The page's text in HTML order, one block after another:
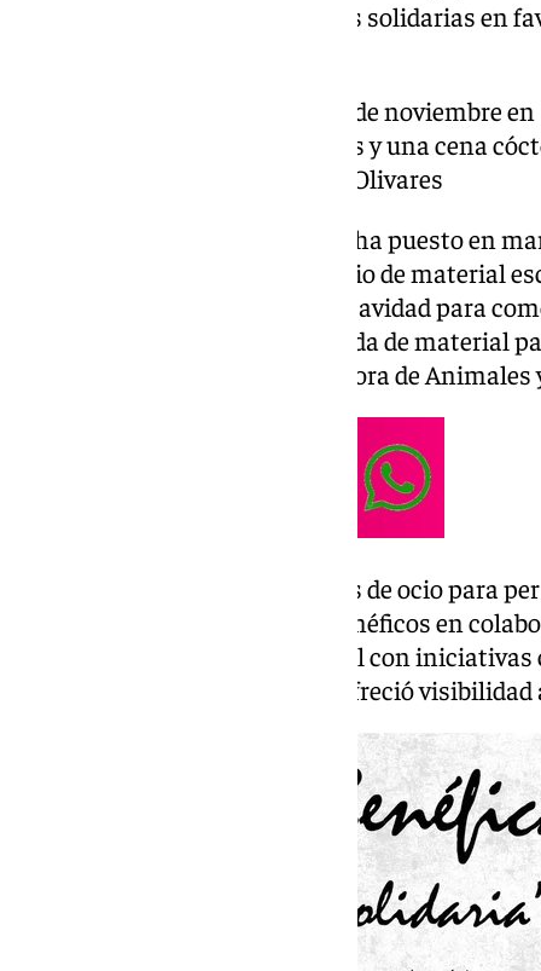
impulsando diversas iniciativas solidarias en
El evento se celebrará el 13 de noviembre
música en directo, subastas y una cena
destinados a la Fundación Olivares
En apenas dos años, la entidad ha puesto en
solidarias en La Fábrica a cambio de material
Olivares, menús solidarios en Navidad para
la Noche, y campañas de recogida de material
beneficio de la Sociedad Protectora de
También ha organizado eventos de ocio para
como karaokes y monólogos benéficos en
además de impulsar el arte local con
‘Vive la Málaga Premium’, que ofreció